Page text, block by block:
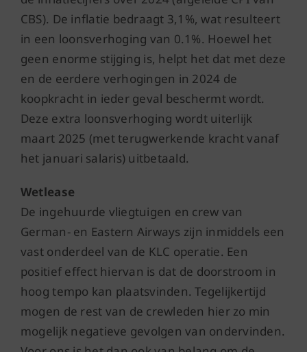
CBS). De inflatie bedraagt 3,1%, wat resulteert
in een loonsverhoging van 0.1%. Hoewel het
geen enorme stijging is, helpt het dat met deze
en de eerdere verhogingen in 2024 de
koopkracht in ieder geval beschermt wordt.
Deze extra loonsverhoging wordt uiterlijk
maart 2025 (met terugwerkende kracht vanaf
het januari salaris) uitbetaald.
Wetlease
De ingehuurde vliegtuigen en crew van
German- en Eastern Airways zijn inmiddels een
vast onderdeel van de KLC operatie. Een
positief effect hiervan is dat de doorstroom in
hoog tempo kan plaatsvinden. Tegelijkertijd
mogen de rest van de crewleden hier zo min
mogelijk negatieve gevolgen van ondervinden.